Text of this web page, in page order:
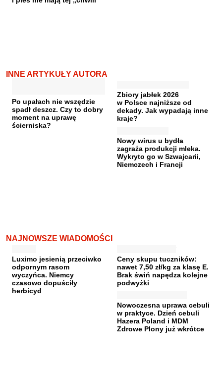
INNE ARTYKUŁY AUTORA
Po upałach nie wszędzie
spadł deszcz. Czy to dobry
moment na uprawę
ścierniska?
Zbiory jabłek 2026
w Polsce najniższe od
dekady. Jak wypadają inne
kraje?
Nowy wirus u bydła
zagraża produkcji mleka.
Wykryto go w Szwajcarii,
Niemczech i Francji
NAJNOWSZE WIADOMOŚCI
Luximo jesienią przeciwko
odpornym rasom
wyczyńca. Niemcy
czasowo dopuściły
herbicyd
Ceny skupu tuczników:
nawet 7,50 zł/kg za klasę E.
Brak świń napędza kolejne
podwyżki
Nowoczesna uprawa cebuli
w praktyce. Dzień cebuli
Hazera Poland i MDM
Zdrowe Plony już wkrótce